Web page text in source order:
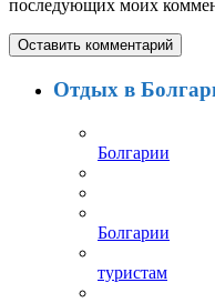
последующих моих
Отдых в
Болгарии
Болгарии
туристам